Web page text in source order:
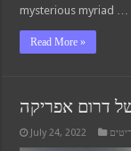
mysterious myriad …
Read More »
דרום אפריקה
July 24, 2022